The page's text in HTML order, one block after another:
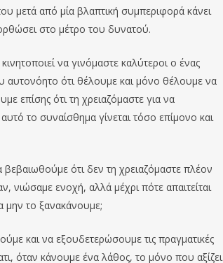
μετά από μία βλαπτική συμπεριφορά κάνει
στο μέτρο του δυνατού.
να γινόμαστε καλύτεροι ο ένας
αυτονόητο ότι θέλουμε και μόνο θέλουμε να
επίσης ότι τη χρειαζόμαστε για να
το συναίσθημα γίνεται τόσο επίμονο και
ότι δεν τη χρειαζόμαστε πλέον
νιώσαμε ενοχή, αλλά μέχρι πότε απαιτείται
μην το ξανακάνουμε;
και να εξουδετερώσουμε τις πραγματικές
όταν κάνουμε ένα λάθος, το μόνο που αξίζει